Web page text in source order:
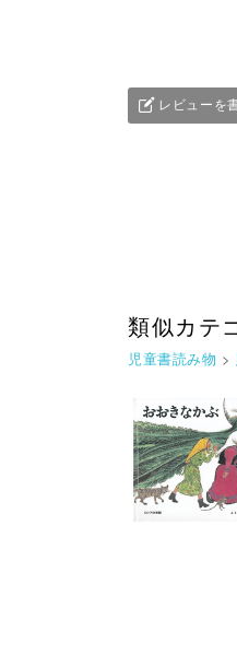
レビューを
類似カテ
児童書読み物 >